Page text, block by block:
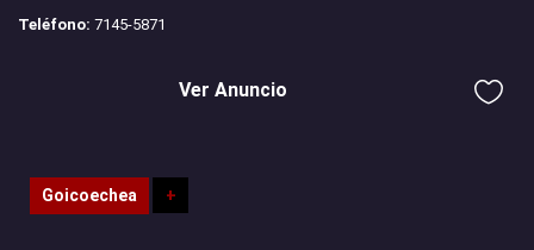
Teléfono: 7145-5871
Ver Anuncio
Goicoechea +